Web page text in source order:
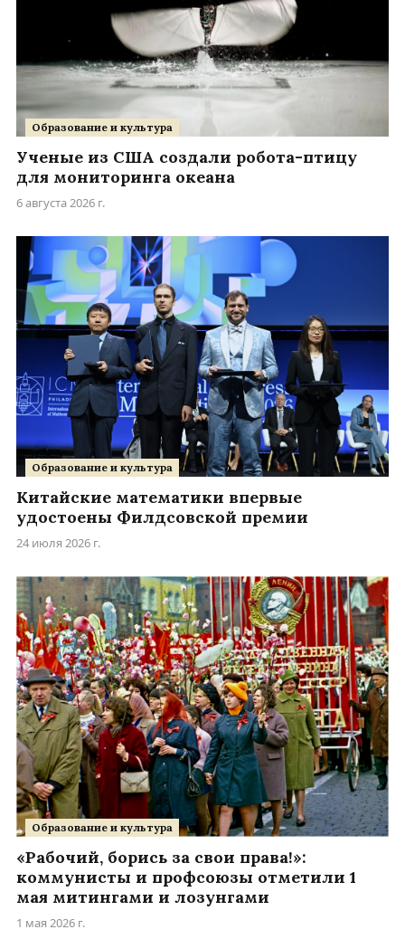
Образование и культура
Ученые из США создали робота-птицу
для мониторинга океана
6 августа 2026 г.
Образование и культура
Китайские математики впервые
удостоены Филдсовской премии
24 июля 2026 г.
Образование и культура
«Рабочий, борись за свои права!»:
коммунисты и профсоюзы отметили 1
мая митингами и лозунгами
1 мая 2026 г.